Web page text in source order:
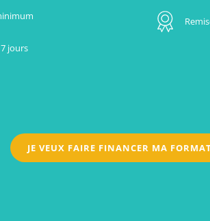
jours
JE VEUX FAIRE FINANCER MA